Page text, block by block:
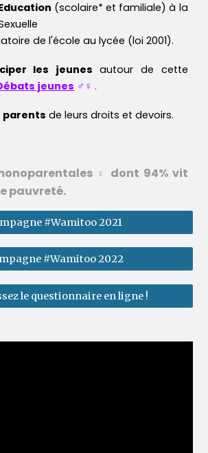
(scolaire* et familiale) à la
de l'école au lycée (loi 2001).
les jeunes autour de cette
jeunes ♂️♀️ .
parents de leurs droits et devoirs.
♀️
dont 94% vit
pauvreté.
#Wamitoo 2021
#Wamitoo 2022
le questionnaire en ligne !